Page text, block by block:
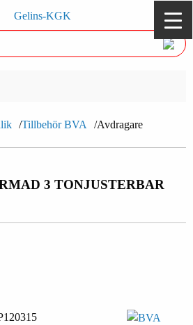
Tillbehör BVA Avdragare
3 TONJUSTERBAR